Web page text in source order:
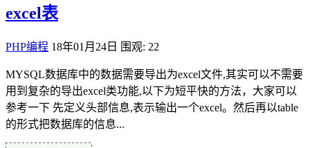
excel表
PHP编程 18年01月24日 围观: 22
MYSQL数据库中的数据需要导出为excel文件,其实可以不需要
用到复杂的导出excel类功能,以下为短平快的方法，大家可以
参考一下 先定义头部信息,表示输出一个excel。然后再以table
的形式把数据库的信息...